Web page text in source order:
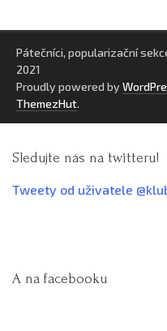
Pátečníci, popularizační
2021
Proudly powered by
ThemezHut.
Sledujte nás na twitteru!
Tweety od uživatele
A na facebooku